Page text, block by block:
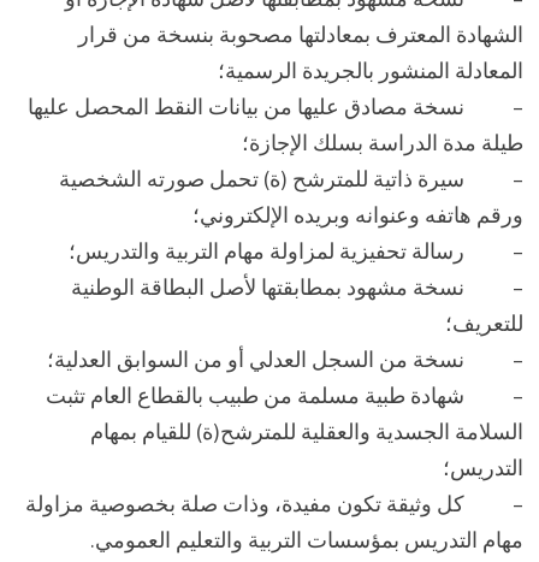
الشهادة المعترف بمعادلتها مصحوبة بنسخة من قرار
المعادلة المنشور بالجريدة الرسمية؛
– نسخة مصادق عليها من بيانات النقط المحصل عليها
طيلة مدة الدراسة بسلك الإجازة؛
– سيرة ذاتية للمترشح (ة) تحمل صورته الشخصية
ورقم هاتفه وعنوانه وبريده الإلكتروني؛
– رسالة تحفيزية لمزاولة مهام التربية والتدريس؛
– نسخة مشهود بمطابقتها لأصل البطاقة الوطنية
للتعريف؛
– نسخة من السجل العدلي أو من السوابق العدلية؛
– شهادة طبية مسلمة من طبيب بالقطاع العام تثبت
السلامة الجسدية والعقلية للمترشح(ة) للقيام بمهام
التدريس؛
– كل وثيقة تكون مفيدة، وذات صلة بخصوصية مزاولة
مهام التدريس بمؤسسات التربية والتعليم العمومي.